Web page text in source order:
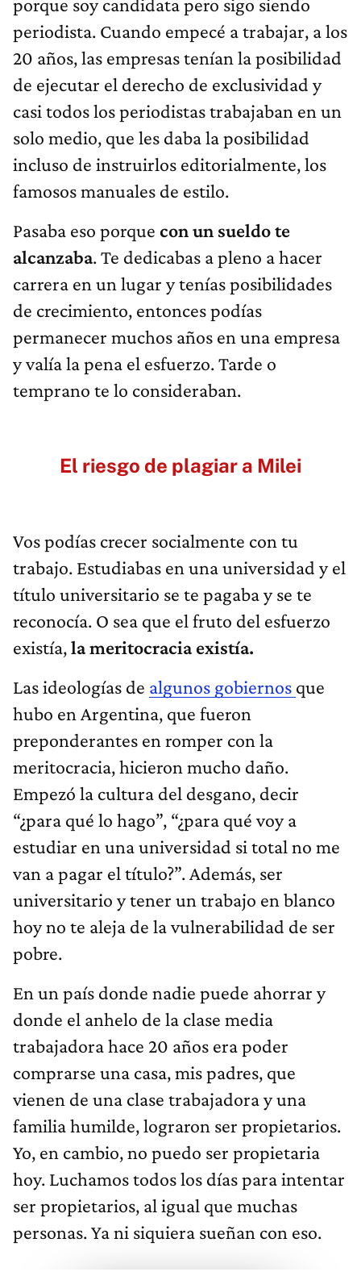
periodista. Cuando empecé a trabajar, a los
20 años, las empresas tenían la posibilidad
de ejecutar el derecho de exclusividad y
casi todos los periodistas trabajaban en un
solo medio, que les daba la posibilidad
incluso de instruirlos editorialmente, los
famosos manuales de estilo.
Pasaba eso porque con un sueldo te
alcanzaba. Te dedicabas a pleno a hacer
carrera en un lugar y tenías posibilidades
de crecimiento, entonces podías
permanecer muchos años en una empresa
y valía la pena el esfuerzo. Tarde o
temprano te lo consideraban.
El riesgo de plagiar a Milei
Vos podías crecer socialmente con tu
trabajo. Estudiabas en una universidad y el
título universitario se te pagaba y se te
reconocía. O sea que el fruto del esfuerzo
existía,la meritocracia existía.
Las ideologías de algunos gobiernos que
hubo en Argentina​, que fueron
preponderantes en romper con la
meritocracia, hicieron mucho daño.
Empezó la cultura del desgano, decir
“¿para qué lo hago”, “¿para qué voy a
estudiar en una universidad si total no me
van a pagar el título?”. Además, ser
universitario y tener un trabajo en blanco
hoy no te aleja de la vulnerabilidad de ser
pobre.
En un país donde nadie puede ahorrar y
donde el anhelo de la clase media
trabajadora hace 20 años era poder
comprarse una casa, mis padres, que
vienen de una clase trabajadora y una
familia humilde, lograron ser propietarios.
Yo, en cambio, no puedo ser propietaria
hoy. Luchamos todos los días para intentar
ser propietarios, al igual que muchas
personas. Ya ni siquiera sueñan con eso.